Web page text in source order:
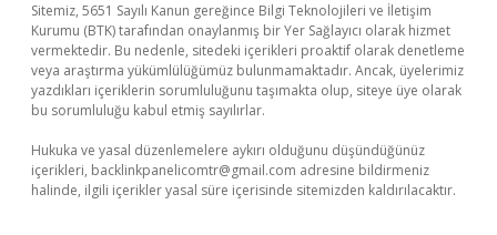
Sitemiz, 5651 Sayılı Kanun gereğince Bilgi Teknolojileri ve İletişim
Kurumu (BTK) tarafından onaylanmış bir Yer Sağlayıcı olarak hizmet
vermektedir. Bu nedenle, sitedeki içerikleri proaktif olarak denetleme
veya araştırma yükümlülüğümüz bulunmamaktadır. Ancak, üyelerimiz
yazdıkları içeriklerin sorumluluğunu taşımakta olup, siteye üye olarak
bu sorumluluğu kabul etmiş sayılırlar.
Hukuka ve yasal düzenlemelere aykırı olduğunu düşündüğünüz
içerikleri, backlinkpanelicomtr@gmail.com adresine bildirmeniz
halinde, ilgili içerikler yasal süre içerisinde sitemizden kaldırılacaktır.